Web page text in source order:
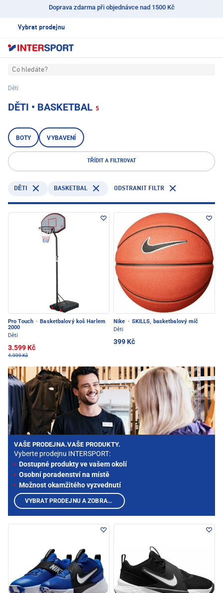
Doprava zdarma při objednávce nad 1500 Kč
Vybrat prodejnu
Co hledáte?
Děti
DĚTI • BASKETBAL 5
BOTY VYBAVENÍ
TŘÍDIT A FILTROVAT
DĚTI BASKETBAL ODSTRANIT FILTR
Pro Touch · Basketbalový koš Harlem
2000
Děti
3.599 Kč
4.999 Kč
Nike · SKILLS, basketbalový míč
Děti
399 Kč
VAŠE PRODEJNA.VAŠE PRODUKTY.
Vyberte prodejnu INTERSPORT:
Dostupné produkty ve vašem okolí
Osobní poradenství na místě
Možnost okamžitého vyzvednutí
VYBRAT PRODEJNU A ZOBRAZIT PRODUKTY